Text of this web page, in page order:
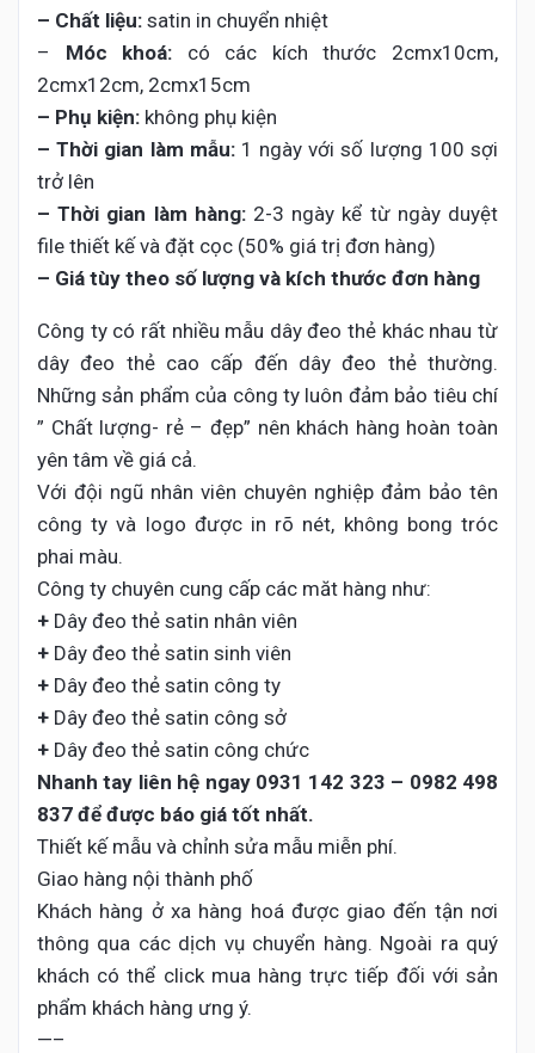
– Chất liệu: satin in chuyển nhiệt
– Móc khoá: có các kích thước 2cmx10cm,
2cmx12cm, 2cmx15cm
– Phụ kiện: không phụ kiện
– Thời gian làm mẫu:1 ngày với số lượng 100 sợi
trở lên
– Thời gian làm hàng:2-3 ngày kể từ ngày duyệt
file thiết kế và đặt cọc (50% giá trị đơn hàng)
– Giá tùy theo số lượng và kích thước đơn hàng
Công ty có rất nhiều mẫu dây đeo thẻ khác nhau từ
dây đeo thẻ cao cấp đến dây đeo thẻ thường.
Những sản phẩm của công ty luôn đảm bảo tiêu chí
” Chất lượng- rẻ – đẹp” nên khách hàng hoàn toàn
yên tâm về giá cả.
Với đội ngũ nhân viên chuyên nghiệp đảm bảo tên
công ty và logo được in rõ nét, không bong tróc
phai màu.
Công ty chuyên cung cấp các măt hàng như:
+ Dây đeo thẻ satin nhân viên
+ Dây đeo thẻ satin sinh viên
+ Dây đeo thẻ satin công ty
+ Dây đeo thẻ satin công sở
+ Dây đeo thẻ satin công chức
Nhanh tay liên hệ ngay 0931 142 323 – 0982 498
837 để được báo giá tốt nhất.
Thiết kế mẫu và chỉnh sửa mẫu miễn phí.
Giao hàng nội thành phố
Khách hàng ở xa hàng hoá được giao đến tận nơi
thông qua các dịch vụ chuyển hàng. Ngoài ra quý
khách có thể click mua hàng trực tiếp đối với sản
phẩm khách hàng ưng ý.
—–